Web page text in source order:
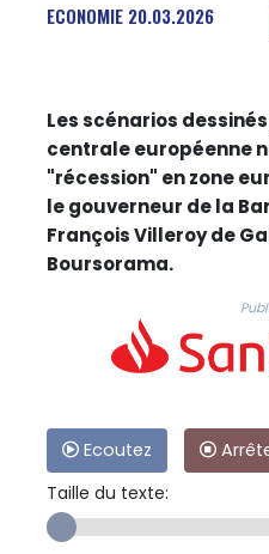
ECONOMIE 20.03.2026
Les scénarios
centrale européenne
"récession" en zone
le gouverneur de la
François Villeroy de
Boursorama.
Ecoutez
Taille du texte: